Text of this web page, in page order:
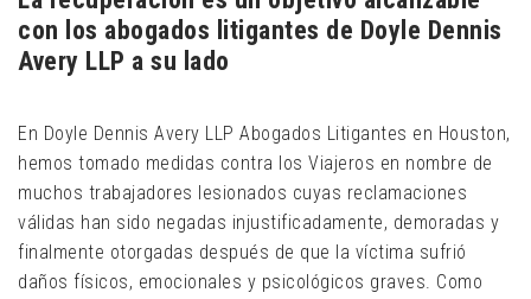
con los abogados litigantes de Doyle Dennis
Avery LLP a su lado
En Doyle Dennis Avery LLP Abogados Litigantes en Houston,
hemos tomado medidas contra los Viajeros en nombre de
muchos trabajadores lesionados cuyas reclamaciones
válidas han sido negadas injustificadamente, demoradas y
finalmente otorgadas después de que la víctima sufrió
daños físicos, emocionales y psicológicos graves. Como